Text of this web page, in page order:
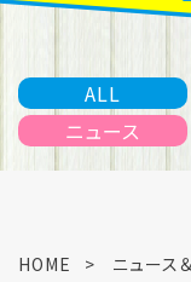
ALL
ニュース
HOME ニュース